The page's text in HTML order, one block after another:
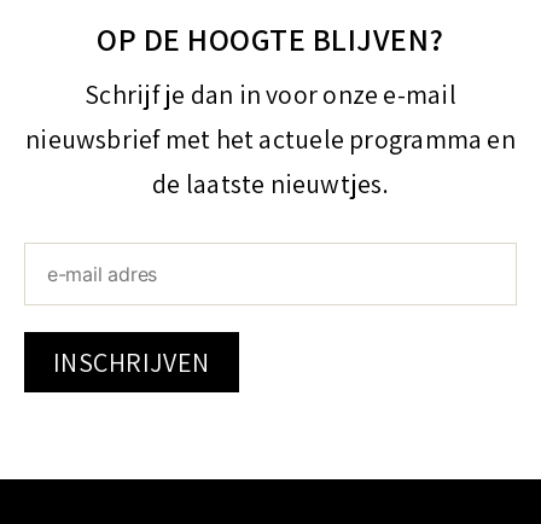
OP DE HOOGTE BLIJVEN?
Schrijf je dan in voor onze e-mail
nieuwsbrief met het actuele programma en
de laatste nieuwtjes.
INSCHRIJVEN